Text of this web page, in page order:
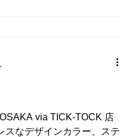
via TICK-TOCK 店
スなデザインカラー、ステ